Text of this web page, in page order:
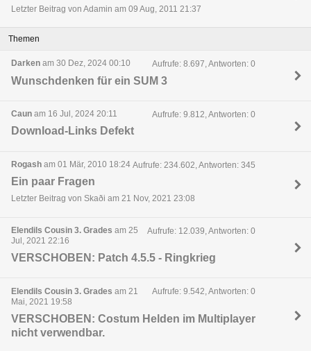
Letzter Beitrag von Adamin am 09 Aug, 2011 21:37
Themen
Darken am 30 Dez, 2024 00:10 Aufrufe: 8.697, Antworten: 0
Wunschdenken für ein SUM 3
Caun am 16 Jul, 2024 20:11 Aufrufe: 9.812, Antworten: 0
Download-Links Defekt
Rogash am 01 Mär, 2010 18:24 Aufrufe: 234.602, Antworten: 345
Ein paar Fragen
Letzter Beitrag von Skaði am 21 Nov, 2021 23:08
Elendils Cousin 3. Grades am 25
Jul, 2021 22:16
Aufrufe: 12.039, Antworten: 0
VERSCHOBEN: Patch 4.5.5 - Ringkrieg
Elendils Cousin 3. Grades am 21
Mai, 2021 19:58
Aufrufe: 9.542, Antworten: 0
VERSCHOBEN: Costum Helden im Multiplayer
nicht verwendbar.